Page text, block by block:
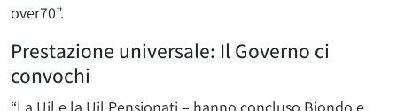
over70”.
Prestazione universale: Il Governo ci
convochi
“La Uil e la Uil Pensionati – hanno concluso Biondo e